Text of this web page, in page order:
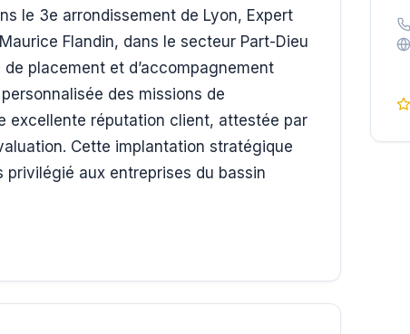
le 3e arrondissement de Lyon, Expert
Flandin, dans le secteur Part-Dieu
placement et d’accompagnement
des missions de
excellente réputation client, attestée par
Cette implantation stratégique
aux entreprises du bassin